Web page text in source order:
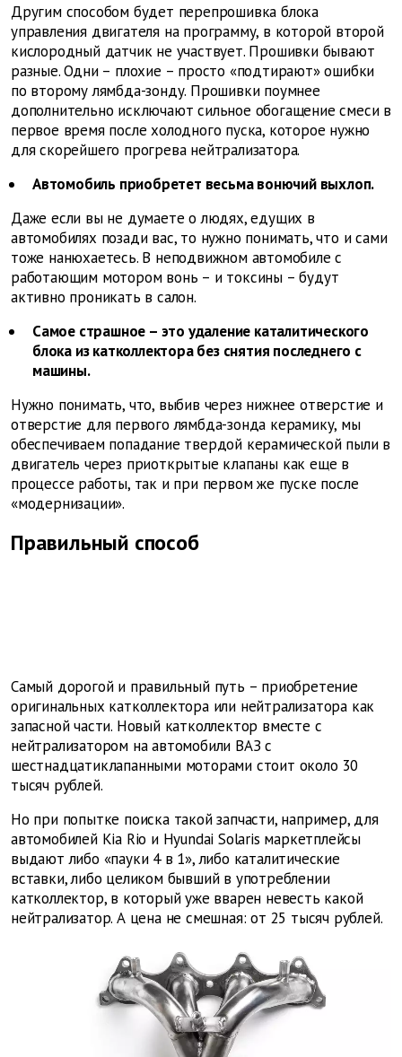
Другим способом будет перепрошивка блока
управления двигателя на программу, в которой второй
кислородный датчик не участвует. Прошивки бывают
разные. Одни – плохие – просто «подтирают» ошибки
по второму лямбда-зонду. Прошивки поумнее
дополнительно исключают сильное обогащение смеси в
первое время после холодного пуска, которое нужно
для скорейшего прогрева нейтрализатора.
Автомобиль приобретет весьма вонючий выхлоп.
Даже если вы не думаете о людях, едущих в
автомобилях позади вас, то нужно понимать, что и сами
тоже нанюхаетесь. В неподвижном автомобиле с
работающим мотором вонь – и токсины – будут
активно проникать в салон.
Самое страшное – это удаление каталитического
блока из катколлектора без снятия последнего с
машины.
Нужно понимать, что, выбив через нижнее отверстие и
отверстие для первого лямбда-зонда керамику, мы
обеспечиваем попадание твердой керамической пыли в
двигатель через приоткрытые клапаны как еще в
процессе работы, так и при первом же пуске после
«модернизации».
Правильный способ
Самый дорогой и правильный путь – приобретение
оригинальных катколлектора или нейтрализатора как
запасной части. Новый катколлектор вместе с
нейтрализатором на автомобили ВАЗ с
шестнадцатиклапанными моторами стоит около 30
тысяч рублей.
Но при попытке поиска такой запчасти, например, для
автомобилей Kia Rio и Hyundai Solaris маркетплейсы
выдают либо «пауки 4 в 1», либо каталитические
вставки, либо целиком бывший в употреблении
катколлектор, в который уже вварен невесть какой
нейтрализатор. А цена не смешная: от 25 тысяч рублей.